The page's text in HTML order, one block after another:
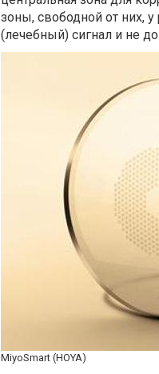
зоны, свободной от них,
(лечебный) сигнал и не
MiyoSmart (HOYA)